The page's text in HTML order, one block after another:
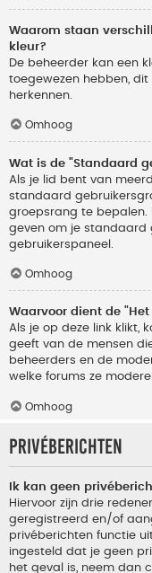
Waarom staan
kleur?
De beheerder kan een
toegewezen hebben,
herkennen.
Omhoog
Wat is de "Standaard
Als je lid bent van
standaard
groepsrang te bepalen.
geven om je standaard
gebruikerspaneel.
Omhoog
Waarvoor dient de
Als je op deze link klikt,
geeft van de mensen
beheerders en de
welke forums ze
Omhoog
Privéberichten
Ik kan geen
Hiervoor zijn drie
geregistreerd en/of
privéberichten functie
ingesteld dat je geen
het geval is, neem dan